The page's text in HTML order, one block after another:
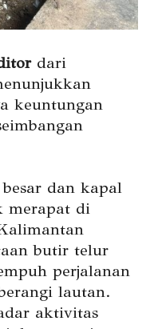
dari
keuntungan
dan kapal
merapat di
butir telur
perjalanan
lautan.
aktivitas